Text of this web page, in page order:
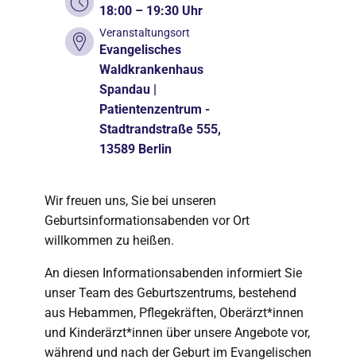
18:00 – 19:30 Uhr
Veranstaltungsort
Evangelisches
Waldkrankenhaus
Spandau |
Patientenzentrum -
Stadtrandstraße 555,
13589 Berlin
Wir freuen uns, Sie bei unseren
Geburtsinformationsabenden vor Ort
willkommen zu heißen.
An diesen Informationsabenden informiert Sie
unser Team des Geburtszentrums, bestehend
aus Hebammen, Pflegekräften, Oberärzt*innen
und Kinderärzt*innen über unsere Angebote vor,
während und nach der Geburt im Evangelischen